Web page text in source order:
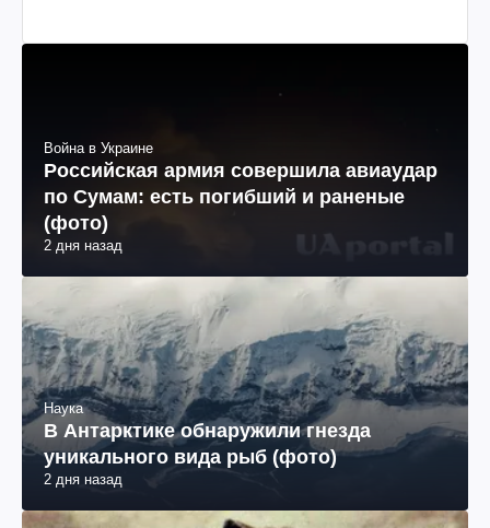
Война в Украине
Российская армия совершила авиаудар
по Сумам: есть погибший и раненые
(фото)
2 дня назад
Наука
В Антарктике обнаружили гнезда
уникального вида рыб (фото)
2 дня назад